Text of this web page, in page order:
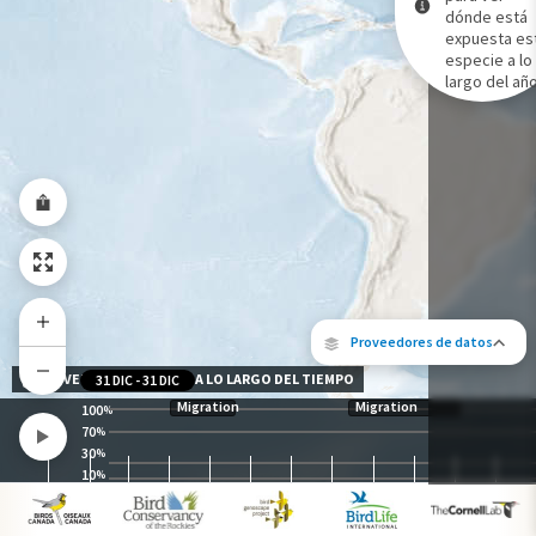
Proveedores de datos
Los siguientes socios contribuyeron
Gama de especies por estación
Gama de verano
Rango de invierno
Rango a lo largo del año
dónde está
expuesta
especie a lo
largo del
100%
70%
30%
10%
Migration Migration
31 DIC -31 DIC
NIVEL DE EXPOSICIÓN A LO LARGO DEL TIEMPO